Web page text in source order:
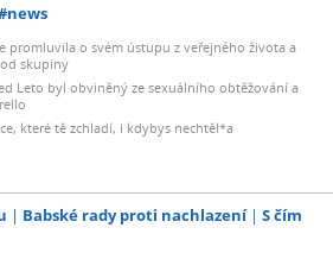
promluvila o svém ústupu z veřejného života a
od skupiny
Leto byl obviněný ze sexuálního obtěžování a
které tě zchladí, i kdybys nechtěl*a
Babské rady proti nachlazení
S čím